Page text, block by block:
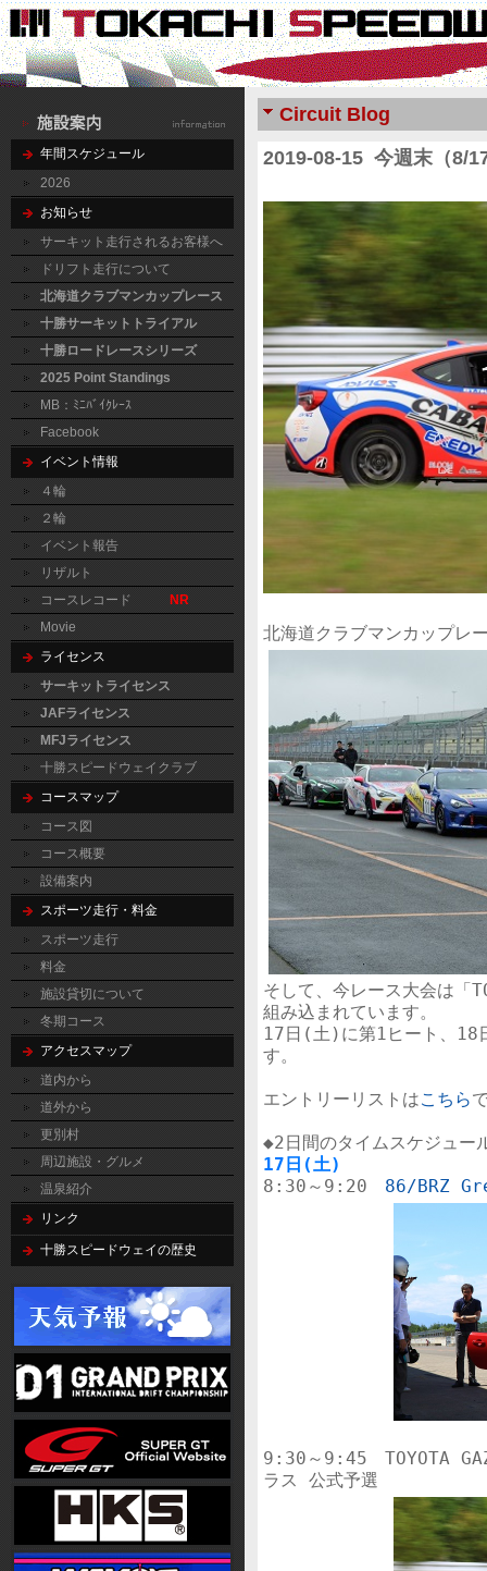
年間スケジュール
2026
お知らせ
サーキット走行されるお客様へ
ドリフト走行について
北海道クラブマンカップレース
十勝サーキットトライアル
十勝ロードレースシリーズ
2025 Point Standings
MB：ﾐﾆﾊﾞｲｸﾚｰｽ
Facebook
イベント情報
４輪
２輪
イベント報告
リザルト
コースレコード
NR
Movie
ライセンス
サーキットライセンス
JAFライセンス
MFJライセンス
十勝スピードウェイクラブ
コースマップ
コース図
コース概要
設備案内
スポーツ走行・料金
スポーツ走行
料金
施設貸切について
冬期コース
アクセスマップ
道内から
道外から
更別村
周辺施設・グルメ
温泉紹介
リンク
十勝スピードウェイの歴史
Circuit Blog
2019-08-15 今週末（8/
そして、今レース大会は
組み込まれています。
17日(土)に第1ヒート、18
す。
エントリーリストはこちら
17日(土)
8:30～9:20 86/BRZ
9:30～9:45　TOYOTA